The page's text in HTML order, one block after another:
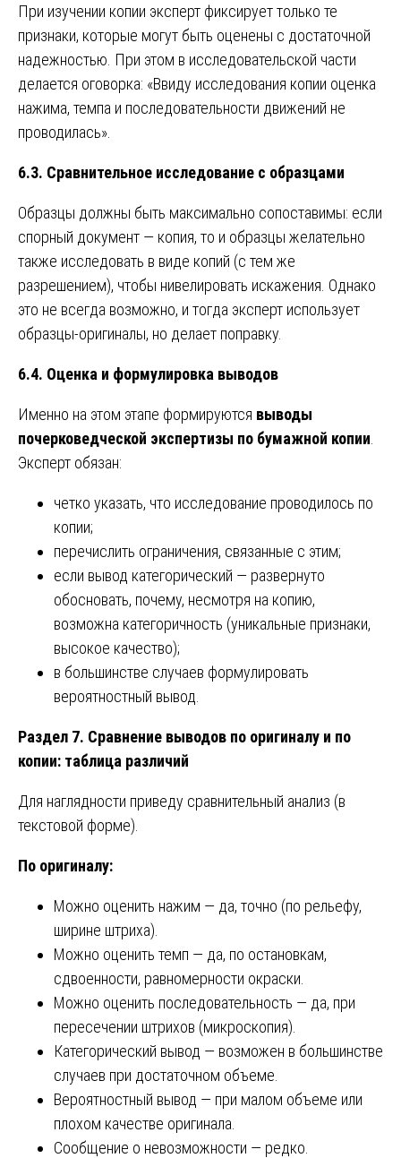
При изучении копии эксперт фиксирует только те
признаки, которые могут быть оценены с достаточной
надежностью. При этом в исследовательской части
делается оговорка: «Ввиду исследования копии оценка
нажима, темпа и последовательности движений не
проводилась».
6.3. Сравнительное исследование с образцами
Образцы должны быть максимально сопоставимы: если
спорный документ — копия, то и образцы желательно
также исследовать в виде копий (с тем же
разрешением), чтобы нивелировать искажения. Однако
это не всегда возможно, и тогда эксперт использует
образцы-оригиналы, но делает поправку.
6.4. Оценка и формулировка выводов
Именно на этом этапе формируются выводы
почерковедческой экспертизы по бумажной копии
Эксперт обязан:
четко указать, что исследование проводилось по
копии;
перечислить ограничения, связанные с этим;
если вывод категорический — развернуто
обосновать, почему, несмотря на копию,
возможна категоричность (уникальные признаки,
высокое качество);
в большинстве случаев формулировать
вероятностный вывод.
Раздел 7. Сравнение выводов по оригиналу и по
копии: таблица различий
Для наглядности приведу сравнительный анализ (в
текстовой форме).
По оригиналу:
Можно оценить нажим — да, точно (по рельефу,
ширине штриха).
Можно оценить темп — да, по остановкам,
сдвоенности, равномерности окраски.
Можно оценить последовательность — да, при
пересечении штрихов (микроскопия).
Категорический вывод — возможен в большинстве
случаев при достаточном объеме.
Вероятностный вывод — при малом объеме или
плохом качестве оригинала.
Сообщение о невозможности — редко.